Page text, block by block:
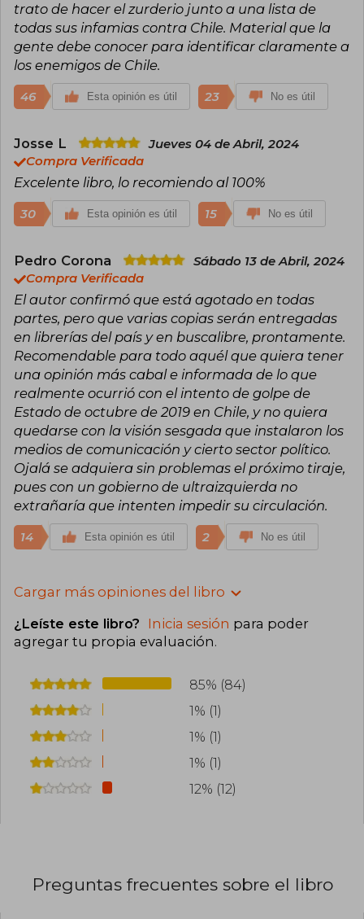
trato de hacer el zurderio junto a una lista de
todas sus infamias contra Chile. Material que la
gente debe conocer para identificar claramente a
los enemigos de Chile.
46 Esta opinión es útil 23 No es útil
Josse L
Jueves 04 de Abril, 2024
Compra Verificada
Excelente libro, lo recomiendo al 100%
30 Esta opinión es útil 15 No es útil
Pedro Corona
Sábado 13 de Abril, 2024
Compra Verificada
El autor confirmó que está agotado en todas
partes, pero que varias copias serán entregadas
en librerías del país y en buscalibre, prontamente.
Recomendable para todo aquél que quiera tener
una opinión más cabal e informada de lo que
realmente ocurrió con el intento de golpe de
Estado de octubre de 2019 en Chile, y no quiera
quedarse con la visión sesgada que instalaron los
medios de comunicación y cierto sector político.
Ojalá se adquiera sin problemas el próximo tiraje,
pues con un gobierno de ultraizquierda no
extrañaría que intenten impedir su circulación.
14 Esta opinión es útil 2 No es útil
Cargar más opiniones del libro
¿Leíste este libro? Inicia sesión para poder
agregar tu propia evaluación.
85% (84)
1% (1)
1% (1)
1% (1)
12% (12)
Preguntas frecuentes sobre el libro